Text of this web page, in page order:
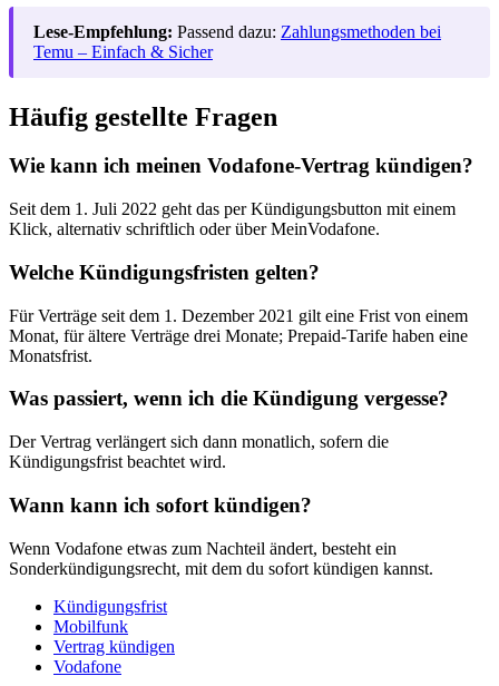
Lese-Empfehlung: Passend dazu: Zahlungsmethoden bei
Temu – Einfach & Sicher
Häufig gestellte Fragen
Wie kann ich meinen Vodafone-Vertrag kündigen?
Seit dem 1. Juli 2022 geht das per Kündigungsbutton mit einem
Klick, alternativ schriftlich oder über MeinVodafone.
Welche Kündigungsfristen gelten?
Für Verträge seit dem 1. Dezember 2021 gilt eine Frist von einem
Monat, für ältere Verträge drei Monate; Prepaid-Tarife haben eine
Monatsfrist.
Was passiert, wenn ich die Kündigung vergesse?
Der Vertrag verlängert sich dann monatlich, sofern die
Kündigungsfrist beachtet wird.
Wann kann ich sofort kündigen?
Wenn Vodafone etwas zum Nachteil ändert, besteht ein
Sonderkündigungsrecht, mit dem du sofort kündigen kannst.
Kündigungsfrist
Mobilfunk
Vertrag kündigen
Vodafone